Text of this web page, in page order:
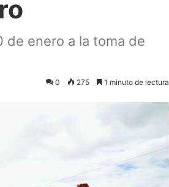
de enero a la toma de
0 275 1 minuto de lectura